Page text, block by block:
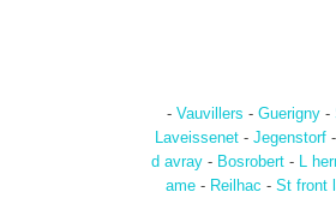
- Vauvillers - Guerigny -
Laveissenet- Jegenstorf-
d avray - Bosrobert - L
ame - Reilhac - St front